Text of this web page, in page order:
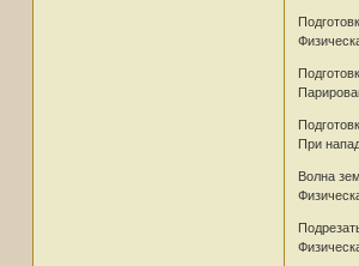
При
Волна